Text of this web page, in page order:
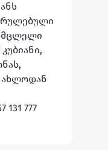
ახლოდან
777